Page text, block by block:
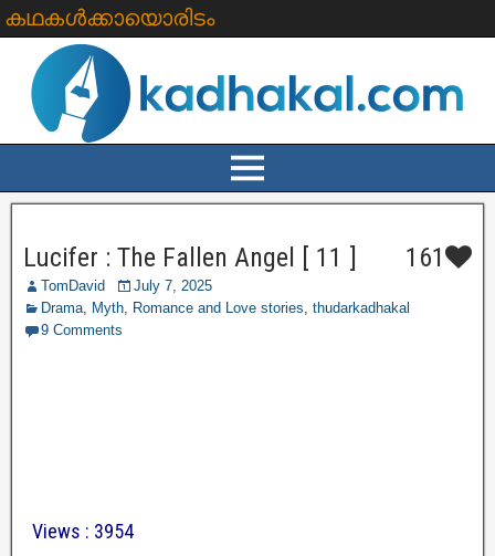
കഥകൾക്കായൊരിടം
Lucifer : The Fallen Angel [ 11 ] 161
TomDavid
July 7, 2025
Drama, Myth, Romance and Love stories, thudarkadhakal
9 Comments
Views : 3954